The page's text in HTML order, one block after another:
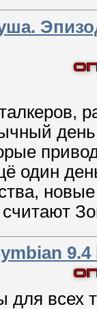
один
для всех